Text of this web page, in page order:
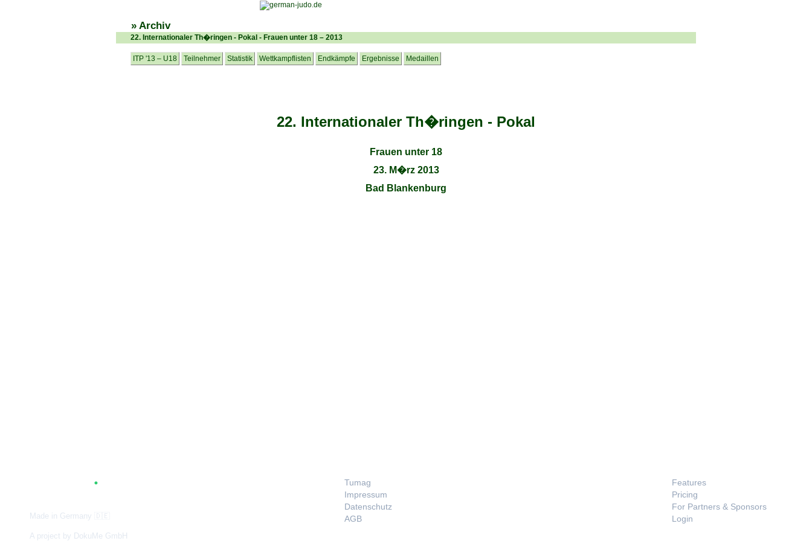
» Archiv
22. Internationaler Th�ringen - Pokal - Frauen unter 18 – 2013
ITP '13 – U18 Teilnehmer Statistik Wettkampflisten Endkämpfe Ergebnisse Medaillen
22. Internationaler Th�ringen - Pokal
Frauen unter 18
23. M�rz 2013
Bad Blankenburg
.
Made in Germany 🇩🇪
A project by DokuMe GmbH
Tumag
Impressum
Datenschutz
AGB
Features
Pricing
For Partners & Sponsors
Login